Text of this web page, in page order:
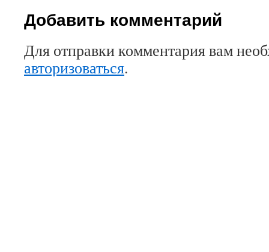
Добавить комментарий
Для отправки комментария вам
авторизоваться.